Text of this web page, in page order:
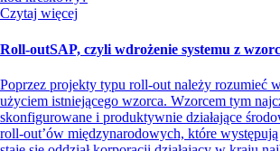
Czytaj więcej
Roll-outSAP, czyli wdrożenie systemu z
Poprzez projekty typu roll-out należy rozumieć
użyciem istniejącego wzorca. Wzorcem tym
skonfigurowane i produktywnie działające
roll-out’ów międzynarodowych, które